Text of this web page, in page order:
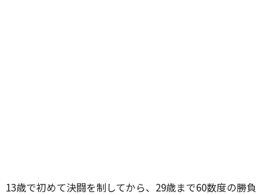
13歳で初めて決闘を制してから、29歳まで60数度の勝負